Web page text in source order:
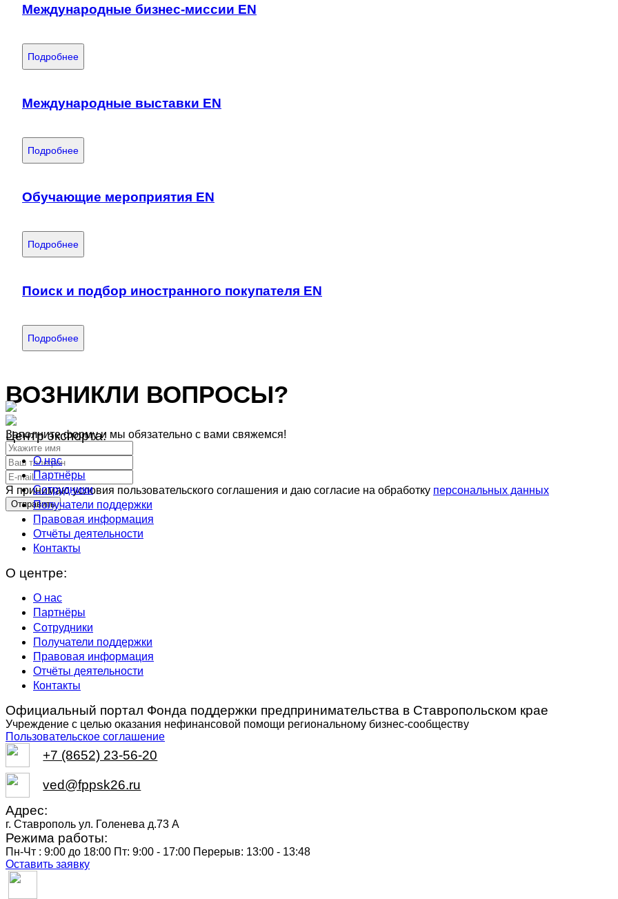
Международные бизнес-миссии EN
Подробнее
Международные выставки EN
Подробнее
Обучающие мероприятия EN
Подробнее
Поиск и подбор иностранного покупателя EN
Подробнее
ВОЗНИКЛИ ВОПРОСЫ?
Заполните форму и мы обязательно с вами свяжемся!
Я принимаю условия пользовательского соглашения и даю согласие на обработку персональных данных
Отправить
Центр экспорта:
О нас
Партнёры
Сотрудники
Получатели поддержки
Правовая информация
Отчёты деятельности
Контакты
О центре:
О нас
Партнёры
Сотрудники
Получатели поддержки
Правовая информация
Отчёты деятельности
Контакты
Официальный портал Фонда поддержки предпринимательства в Ставропольском крае
Учреждение с целью оказания нефинансовой помощи региональному бизнес-сообществу
Пользовательское соглашение
+7 (8652) 23-56-20
ved@fppsk26.ru
Адрес:
г. Ставрополь ул. Голенева д.73 A
Режима работы:
Пн-Чт : 9:00 до 18:00 Пт: 9:00 - 17:00 Перерыв: 13:00 - 13:48
Оставить заявку